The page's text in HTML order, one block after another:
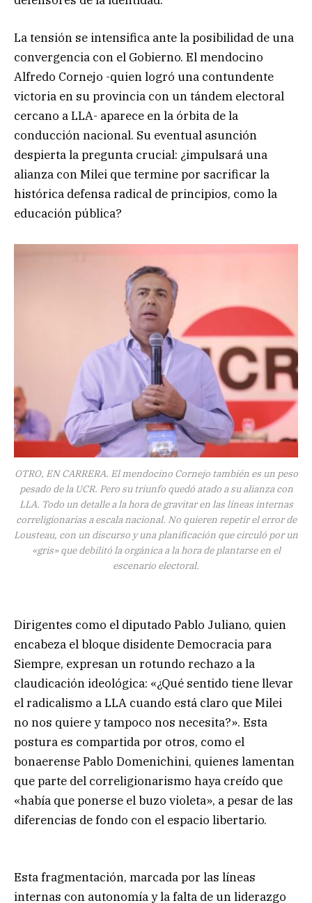
La tensión se intensifica ante la posibilidad de una
convergencia con el Gobierno. El mendocino
Alfredo Cornejo -quien logró una contundente
victoria en su provincia con un tándem electoral
cercano a LLA- aparece en la órbita de la
conducción nacional. Su eventual asunción
despierta la pregunta crucial: ¿impulsará una
alianza con Milei que termine por sacrificar la
histórica defensa radical de principios, como la
educación pública?
OTRO, EN CARRERA. El mendocino Cornejo también es un peso
pesado de la UCR. Pero su triunfo quedó atado a su alianza con
LLA. Todo un detalle a la hora de gravitar en las líneas internas
correligionarias a escala nacional. No quieren repetir el error de
Lousteau, con un discurso y una planificación que circuló por un
«gris» que debilitó la orgánica a la hora de plantarse en el
escenario electoral.
Dirigentes como el diputado Pablo Juliano, quien
encabeza el bloque disidente Democracia para
Siempre, expresan un rotundo rechazo a la
claudicación ideológica: «¿Qué sentido tiene llevar
el radicalismo a LLA cuando está claro que Milei
no nos quiere y tampoco nos necesita?». Esta
postura es compartida por otros, como el
bonaerense Pablo Domenichini, quienes lamentan
que parte del correligionarismo haya creído que
«había que ponerse el buzo violeta», a pesar de las
diferencias de fondo con el espacio libertario.
Esta fragmentación, marcada por las líneas
internas con autonomía y la falta de un liderazgo